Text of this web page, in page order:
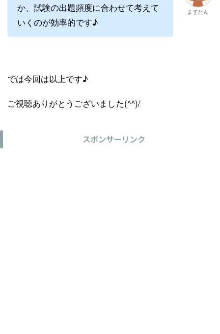
か、試験の出題頻度に合わせて考えて
いくのが効率的です♪
ますたん
では今回は以上です♪
ご視聴ありがとうございました(^^)/
スポンサーリンク